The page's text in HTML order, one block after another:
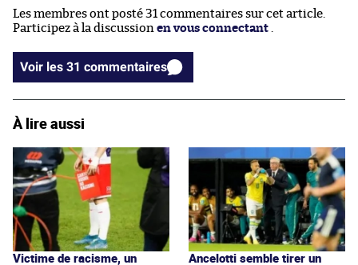
Les membres ont posté 31 commentaires sur cet article.
Participez à la discussion en vous connectant
Voir les 31 commentaires
À lire aussi
Victime de racisme, un
Ancelotti semble tirer un